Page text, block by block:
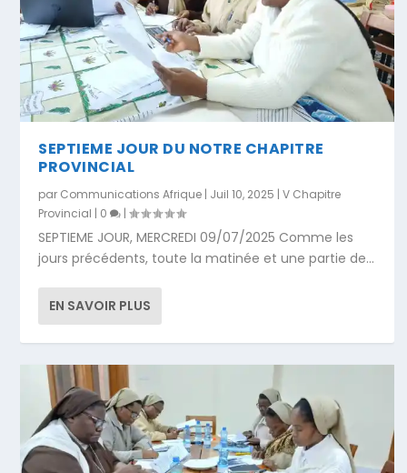
SEPTIEME JOUR DU NOTRE CHAPITRE
PROVINCIAL
par Communications Afrique | Juil 10, 2025 |V Chapitre
Provincial | 0 |
SEPTIEME JOUR, MERCREDI 09/07/2025 Comme les
jours précédents, toute la matinée et une partie de...
EN SAVOIR PLUS